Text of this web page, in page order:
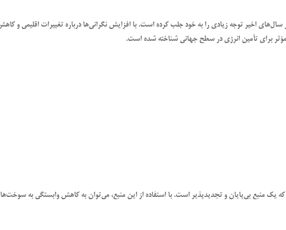
اخیر توجه زیادی را به خود جلب کرده است. با افزایش نگرانی‌ها درباره تغییرات اقلیمی و
برای تأمین انرژی در سطح جهانی شناخته شده است.
یک منبع بی‌پایان و تجدیدپذیر است. با استفاده از این منبع، می‌توان به کاهش وابستگی به